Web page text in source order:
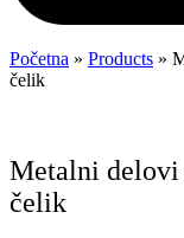
Početna » Products »
čelik
Metalni delovi
čelik